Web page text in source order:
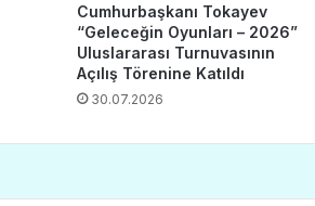
Cumhurbaşkanı Tokayev
“Geleceğin Oyunları – 2026”
Uluslararası Turnuvasının
Açılış Törenine Katıldı
30.07.2026